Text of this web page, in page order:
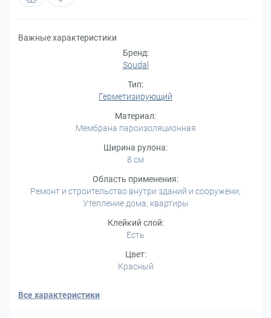
Важные характеристики
Бренд:
Soudal
Тип:
Герметизирующий
Материал:
Мембрана пароизоляционная
Ширина рулона:
8 см
Область применения:
Ремонт и строительство внутри зданий и сооружени;
Утепление дома, квартиры
Клейкий слой:
Есть
Цвет:
Красный
Все характеристики